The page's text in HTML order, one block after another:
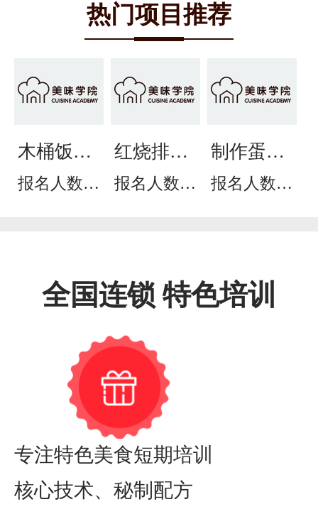
热门项目推荐
木桶饭培
训
报名人数：
红烧排骨
培训
报名人数：
制作蛋糕
培训班
报名人数：
全国连锁 特色培训
专注特色美食短期培训
核心技术、秘制配方